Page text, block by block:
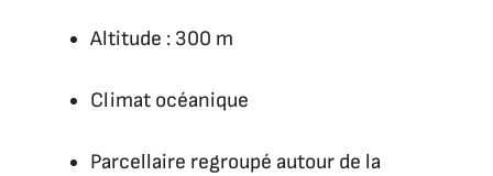
Altitude : 300 m
Climat océanique
Parcellaire regroupé autour de la